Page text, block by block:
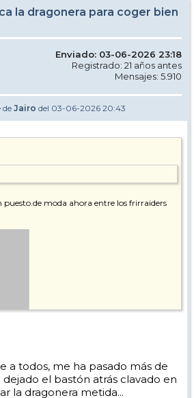
la dragonera para coger bien
Enviado: 03-06-2026 23:18
Registrado: 21 años antes
Mensajes: 5.910
de Jairo del 03-06-2026 20:43
puesto.de moda ahora entre los frirraiders
a todos, me ha pasado más de
el bastón atrás clavado en
la dragonera metida...